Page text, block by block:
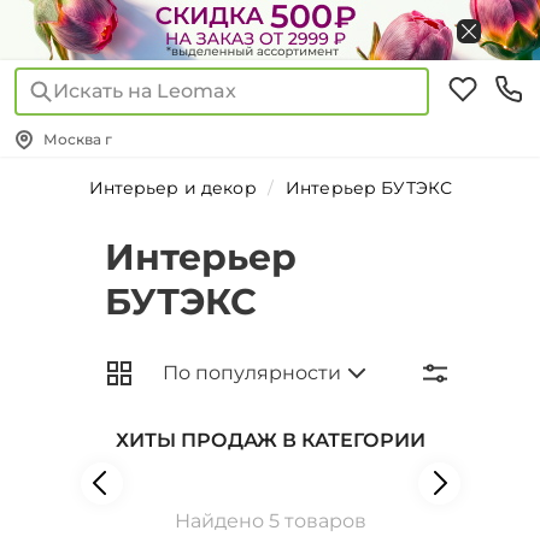
Искать на Leomax
Москва г
Интерьер и декор Интерьер БУТЭКС
Интерьер
БУТЭКС
ХИТЫ ПРОДАЖ В КАТЕГОРИИ
Найдено 5 товаров